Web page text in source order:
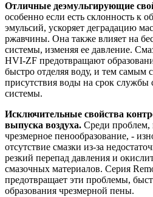
Отличные деэмульгирующие
особенно если есть склонность к
эмульсий, ускоряет деградацию
ржавчины. Она также влияет на
системы, изменяя ее давление.
HVI-ZF предотвращают
быстро отделяя воду, и тем самым
присутствия воды на срок службы
системы.
Исключительные свойства
выпуска воздуха. Среди проблем,
чрезмерное пенообразование, -
отсутствие смазки из-за
резкий перепад давления и
смазочных материалов. Серия
предотвращает эти проблемы,
образования чрезмерной пены.